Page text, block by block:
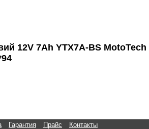
12V 7Ah YTX7A-BS MotoTech
Гарантия Прайс
Контакты